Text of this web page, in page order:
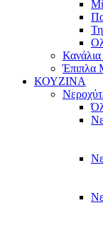
Έπιπλα
ΚΟΥΖΙΝΑ